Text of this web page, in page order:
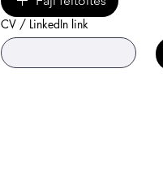
CV / LinkedIn link